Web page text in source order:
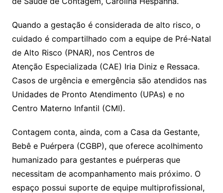
Quando a gestação é considerada de alto risco, o
cuidado é compartilhado com a equipe de Pré-Natal
de Alto Risco (PNAR), nos Centros de
Atenção Especializada (CAE) Iria Diniz e Ressaca.
Casos de urgência e emergência são atendidos nas
Unidades de Pronto Atendimento (UPAs) e no
Centro Materno Infantil (CMI).
Contagem conta, ainda, com a Casa da Gestante,
Bebê e Puérpera (CGBP), que oferece acolhimento
humanizado para gestantes e puérperas que
necessitam de acompanhamento mais próximo. O
espaço possui suporte de equipe multiprofissional,